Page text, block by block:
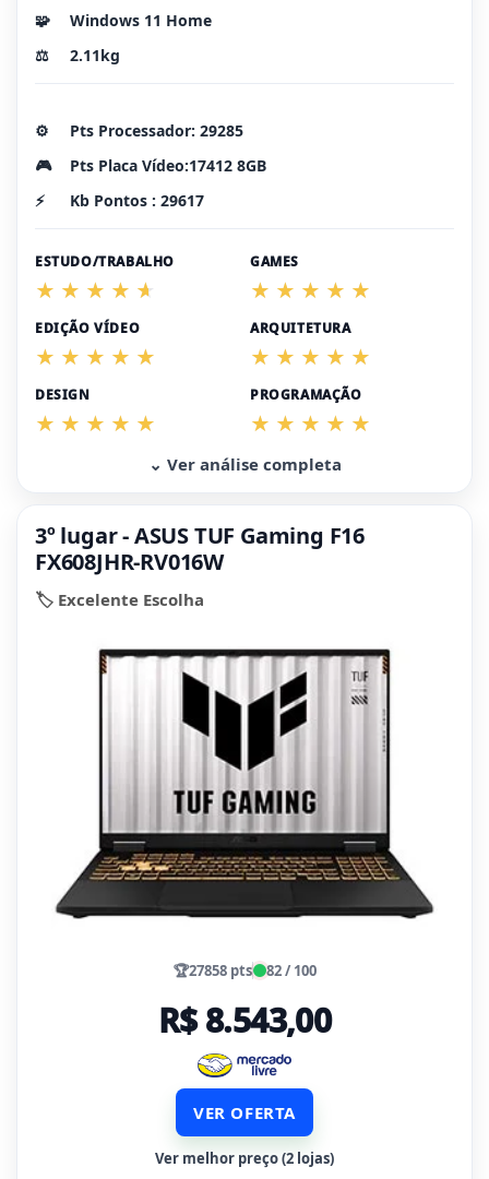
🧩
Windows 11 Home
⚖️
2.11kg
⚙️
Pts Processador: 29285
🎮
Pts Placa Vídeo:17412 8GB
⚡
Kb Pontos : 29617
ESTUDO/TRABALHO GAMES
EDIÇÃO VÍDEO ARQUITETURA
DESIGN PROGRAMAÇÃO
⌄ Ver análise completa
3º lugar - ASUS TUF Gaming F16
FX608JHR-RV016W
🏷️ Excelente Escolha
🏆27858 pts 82 / 100
R$ 8.543,00
VER OFERTA
Ver melhor preço (2 lojas)